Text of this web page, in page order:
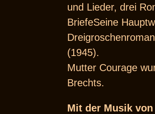
und Lieder, drei
BriefeSeine
(1945).
Mutter Courage
Brechts.
Mit der Musik von